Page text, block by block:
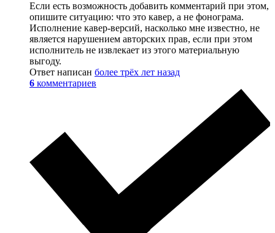
Если есть возможность добавить комментарий при этом,
опишите ситуацию: что это кавер, а не фонограма.
Исполнение кавер-версий, насколько мне известно, не
является нарушением авторских прав, если при этом
исполнитель не извлекает из этого материальную
выгоду.
Ответ написан более трёх лет назад
6 комментариев